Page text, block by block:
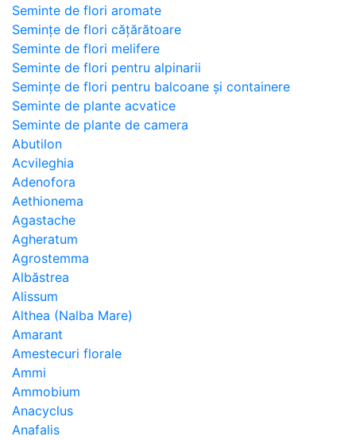
Seminte de flori aromate
Semințe de flori cățărătoare
Seminte de flori melifere
Seminte de flori pentru alpinarii
Semințe de flori pentru balcoane și containere
Seminte de plante acvatice
Seminte de plante de camera
Abutilon
Acvileghia
Adenofora
Aethionema
Agastache
Agheratum
Agrostemma
Albăstrea
Alissum
Althea (Nalba Mare)
Amarant
Amestecuri florale
Ammi
Ammobium
Anacyclus
Anafalis